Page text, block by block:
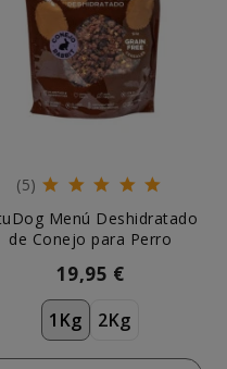
(5)
Menú Deshidratado
de Conejo para Perro
19,95 €
1Kg 2Kg